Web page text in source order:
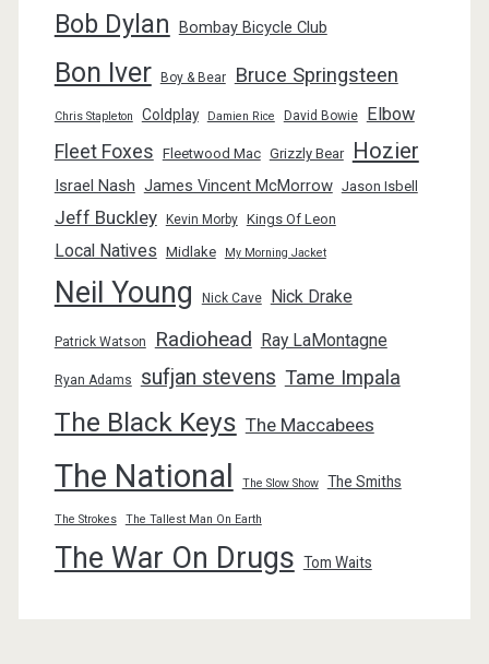
Bob Dylan Bombay Bicycle Club
Bon Iver Boy & Bear Bruce Springsteen
Chris Stapleton Coldplay Damien Rice David Bowie Elbow
Fleet Foxes Fleetwood Mac Grizzly Bear Hozier
Israel Nash James Vincent McMorrow Jason Isbell
Jeff Buckley Kevin Morby Kings Of Leon
Local Natives Midlake My Morning Jacket
Neil Young Nick Cave Nick Drake
Patrick Watson Radiohead Ray LaMontagne
Ryan Adams sufjan stevens Tame Impala
The Black Keys The Maccabees
The National The Slow Show The Smiths
The Strokes The Tallest Man On Earth
The War On Drugs Tom Waits